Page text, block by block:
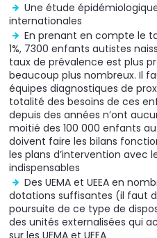
Une étude
internationales
En prenant en compte le
1%, 7300 enfants autistes
taux de prévalence est plus
beaucoup plus nombreux. Il
équipes diagnostiques de
totalité des besoins de ces
depuis des années n’ont
moitié des 100 000 enfants
doivent faire les bilans
les plans d’intervention avec
indispensables
Des UEMA et UEEA en
dotations suffisantes (il faut
poursuite de ce type de
des unités externalisées qui